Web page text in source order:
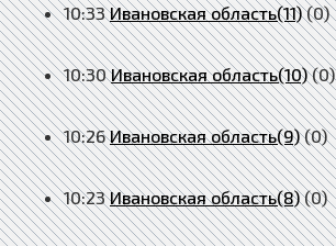
10:33 Ивановская область(11) (0)
10:30 Ивановская область(10) (0)
10:26 Ивановская область(9) (0)
10:23 Ивановская область(8) (0)